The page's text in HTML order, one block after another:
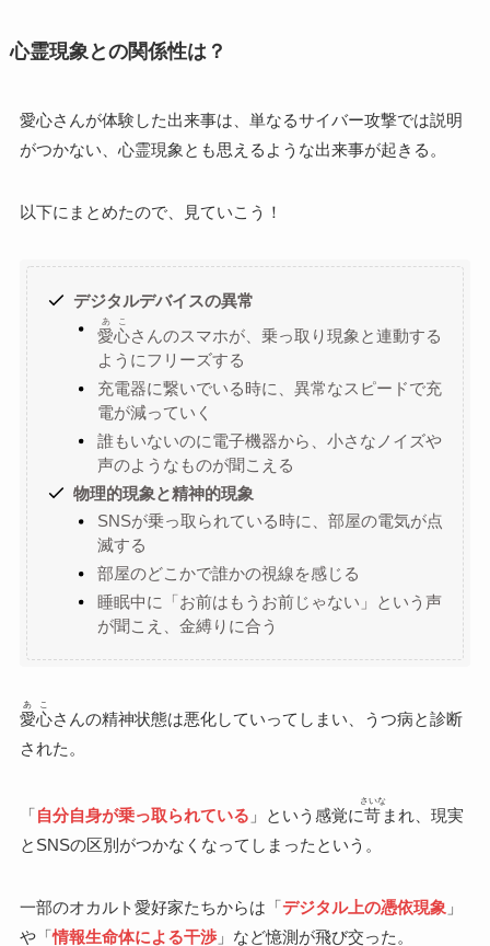
心霊現象との関係性は？
愛心さんが体験した出来事は、単なるサイバー攻撃では説明
がつかない、心霊現象とも思えるような出来事が起きる。
以下にまとめたので、見ていこう！
デジタルデバイスの異常
愛心
あこ
さんのスマホが、乗っ取り現象と連動する
ようにフリーズする
充電器に繋いでいる時に、異常なスピードで充
電が減っていく
誰もいないのに電子機器から、小さなノイズや
声のようなものが聞こえる
物理的現象と精神的現象
SNSが乗っ取られている時に、部屋の電気が点
滅する
部屋のどこかで誰かの視線を感じる
睡眠中に「お前はもうお前じゃない」という声
が聞こえ、金縛りに合う
愛心
あこ
さんの精神状態は悪化していってしまい、うつ病と診断
された。
「自分自身が乗っ取られている 」という感覚に苛
さいな
まれ、現実
とSNSの区別がつかなくなってしまったという。
一部のオカルト愛好家たちからは「デジタル上の憑依現象 」
や「情報生命体による干渉」など憶測が飛び交った。